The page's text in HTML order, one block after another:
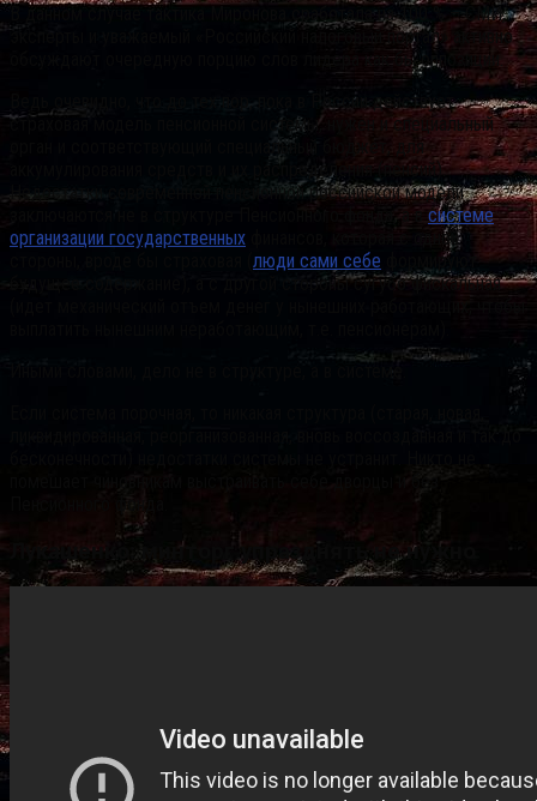
В данном случае тактика Миронова сработала на 100 % – СМИ,
эксперты и уважаемый «Российский налоговый портал» активно
обсуждают очередную порцию слов лидера как бы оппозиции.
Ведь очевидно, что до тех пор, пока в России действует
страховая модель пенсионной системы, нужен и специальный
орган и соответствующий специальный бюджет, для
аккумулирования средств и их распределения (пенсий).
Недостатки современной пенсионной российской модели
заключаются не в структуре Пенсионного фонда, а всистеме
организации государственных финансов, которая с одной
люди сами себе формируют
будущее содержание), а с другой стороны сугубо фискальная
Иными словами, дело не в структуре, а в системе.
помешает чиновникам выстраивать себе дворцы и без
Пенсионного фонда.
Лукашенко: минторг упразднять не нужно